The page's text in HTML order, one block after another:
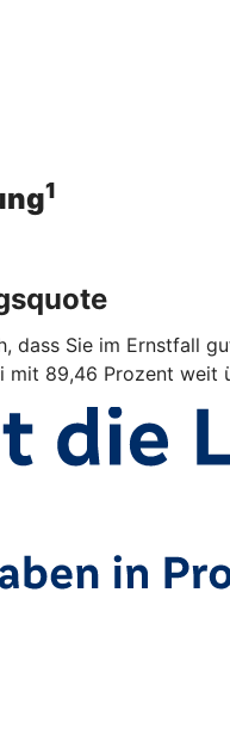
1
dass Sie im Ernstfall
89,46 Prozent weit